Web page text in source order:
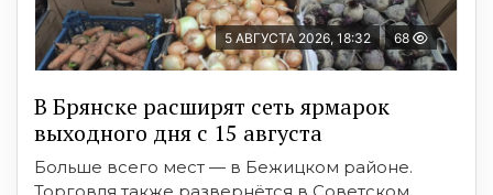
5 АВГУСТА 2026, 18:32 68
В Брянске расширят сеть ярмарок
выходного дня с 15 августа
Больше всего мест — в Бежицком районе.
Торговля также развернётся в Советском,